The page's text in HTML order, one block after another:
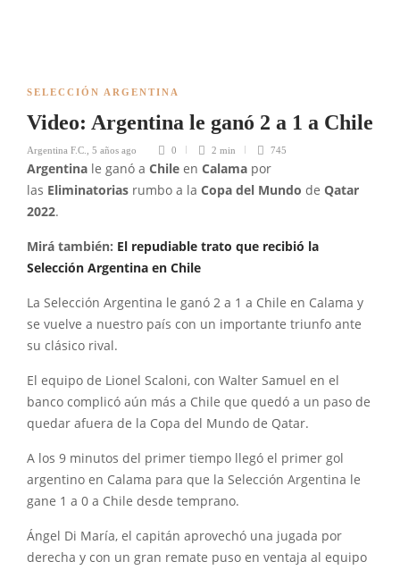
SELECCIÓN ARGENTINA
Video: Argentina le ganó 2 a 1 a Chile
Argentina F.C. 5 años ago 0 2 min 745
Argentina le ganó a Chile en Calama por
las Eliminatorias rumbo a la Copa del Mundo de Qatar
2022.
Mirá también: El repudiable trato que recibió la
Selección Argentina en Chile
La Selección Argentina le ganó 2 a 1 a Chile en Calama y
se vuelve a nuestro país con un importante triunfo ante
su clásico rival.
El equipo de Lionel Scaloni, con Walter Samuel en el
banco complicó aún más a Chile que quedó a un paso de
quedar afuera de la Copa del Mundo de Qatar.
A los 9 minutos del primer tiempo llegó el primer gol
argentino en Calama para que la Selección Argentina le
gane 1 a 0 a Chile desde temprano.
Ángel Di María, el capitán aprovechó una jugada por
derecha y con un gran remate puso en ventaja al equipo